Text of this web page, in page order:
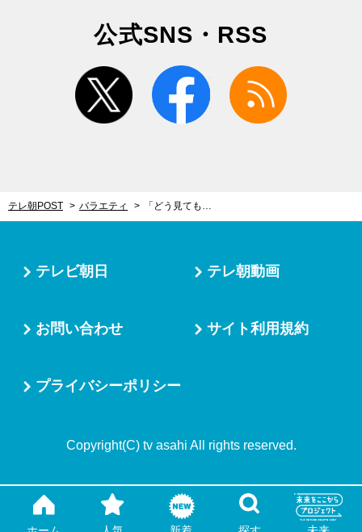
公式SNS・RSS
twitter facebook
テレ朝POST バラエティ 「どう見ても貧乏人が…」かまいたち山内、悪態をついた“若者”の正体がまさかの人物と判明「そんなバカな！」
テレビ朝日 テレ朝動画
お問い合わせ サイト利用規約
プライバシーポリシー
Copyright(C) tv asahi All rights reserved.